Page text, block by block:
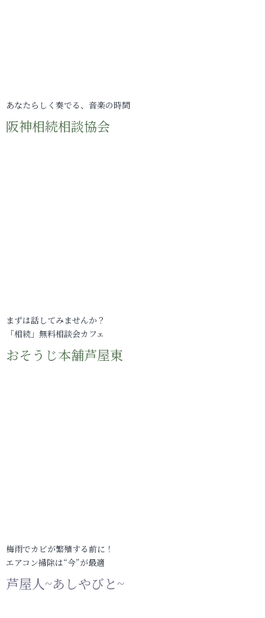
あなたらしく奏でる、音楽の時間
阪神相続相談協会
まずは話してみませんか？
「相続」無料相談会カフェ
おそうじ本舗芦屋東
梅雨でカビが繁殖する前に！
エアコン掃除は“今”が最適
芦屋人~あしやびと~